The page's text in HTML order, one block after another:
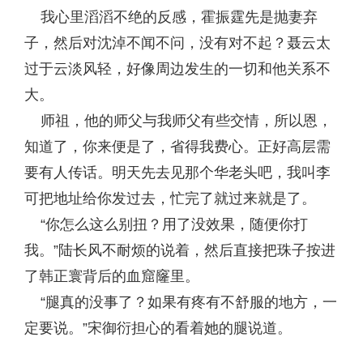
我心里滔滔不绝的反感，霍振霆先是抛妻弃
子，然后对沈淖不闻不问，没有对不起？聂云太
过于云淡风轻，好像周边发生的一切和他关系不
大。
师祖，他的师父与我师父有些交情，所以恩，
知道了，你来便是了，省得我费心。正好高层需
要有人传话。明天先去见那个华老头吧，我叫李
可把地址给你发过去，忙完了就过来就是了。
“你怎么这么别扭？用了没效果，随便你打
我。”陆长风不耐烦的说着，然后直接把珠子按进
了韩正寰背后的血窟窿里。
“腿真的没事了？如果有疼有不舒服的地方，一
定要说。”宋御衍担心的看着她的腿说道。